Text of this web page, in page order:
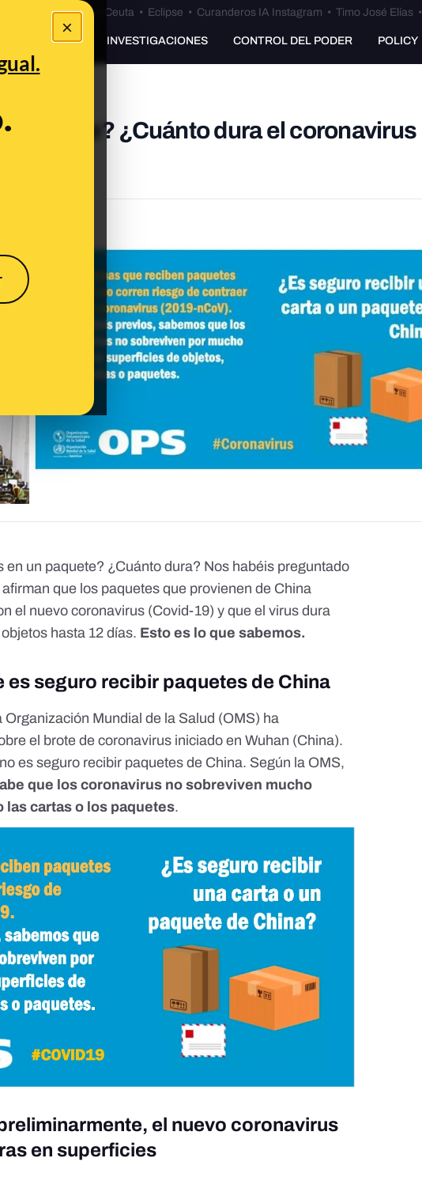
×
Ceuta•Bulos Ceuta • Eclipse • Curanderos IA Instagram • Timo José Elías •
PREBUNKING INVESTIGACIONES CONTROL DEL PODER POLICY
paquete? ¿Cuánto dura el coronavirus
en un paquete? ¿Cuánto dura? Nos habéis preguntado
que los paquetes que provienen de China
el nuevo coronavirus (Covid-19) y que el virus dura
hasta 12 días. Esto es lo que sabemos.
es seguro recibir paquetes de China
Organización Mundial de la Salud (OMS) ha
el brote de coronavirus iniciado en Wuhan (China).
es seguro recibir paquetes de China. Según la OMS,
que los coronavirus no sobreviven mucho
cartas o los paquetes.
el nuevo coronavirus
en superficies